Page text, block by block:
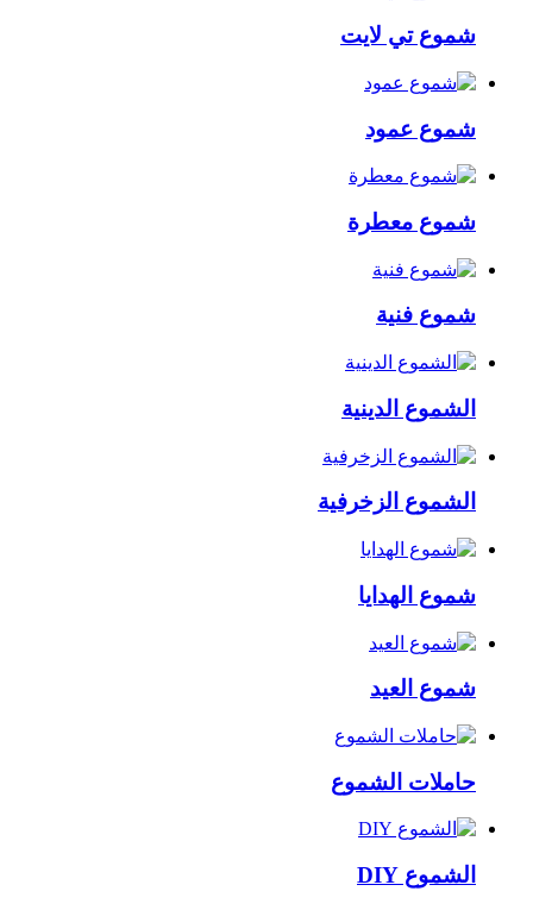
شموع تي لايت
شموع عمود
شموع معطرة
شموع فنية
الشموع الدينية
الشموع الزخرفية
شموع الهدايا
شموع العيد
حاملات الشموع
الشموع DIY